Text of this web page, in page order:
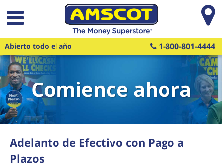
Saltar al contenido principal
Abierto todo el año 1-800-801-4444
Comience ahora
Adelanto de Efectivo con Pago a
Plazos